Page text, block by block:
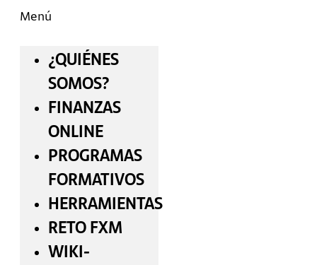
Menú
¿QUIÉNES
SOMOS?
FINANZAS
ONLINE
PROGRAMAS
FORMATIVOS
HERRAMIENTAS
RETO FXM
WIKI-